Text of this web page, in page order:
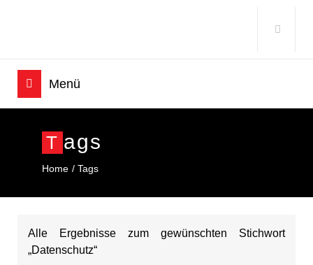
T Ags
Home Tags
Alle Ergebnisse zum gewünschten Stichwort
„Datenschutz“